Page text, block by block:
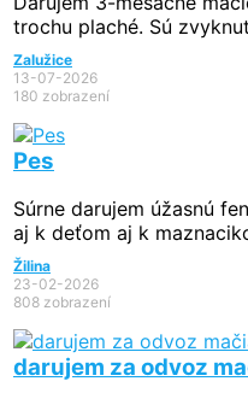
trochu plaché. Sú
Zalužice
13-07-2026
180 zobrazení
Pes
Súrne darujem úžasnú
aj k deťom aj k
Žilina
23-02-2026
808 zobrazení
darujem za odvoz